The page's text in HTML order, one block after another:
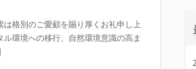
格別のご愛顧を賜り厚くお礼申し上
への移行、自然環境意識の高ま